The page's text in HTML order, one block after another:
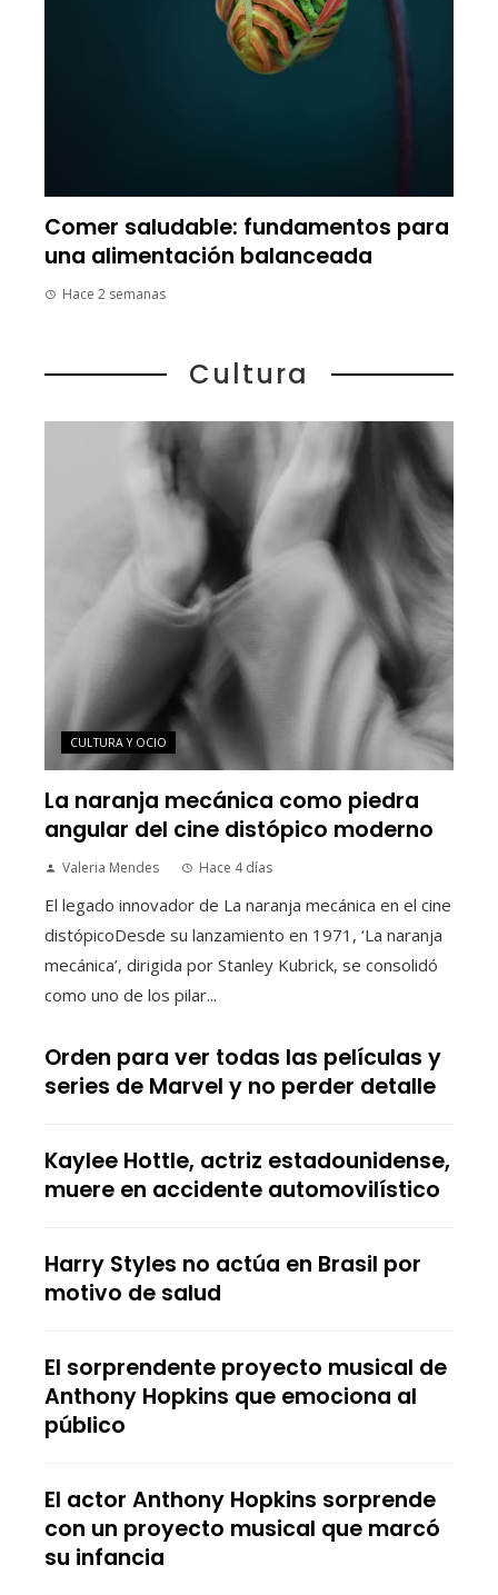
Comer saludable: fundamentos para
una alimentación balanceada
Hace 2 semanas
Cultura
CULTURA Y OCIO
La naranja mecánica como piedra
angular del cine distópico moderno
Valeria Mendes Hace 4 días
El legado innovador de La naranja mecánica en el cine
distópicoDesde su lanzamiento en 1971, ‘La naranja
mecánica’, dirigida por Stanley Kubrick, se consolidó
como uno de los pilar...
Orden para ver todas las películas y
series de Marvel y no perder detalle
Kaylee Hottle, actriz estadounidense,
muere en accidente automovilístico
Harry Styles no actúa en Brasil por
motivo de salud
El sorprendente proyecto musical de
Anthony Hopkins que emociona al
público
El actor Anthony Hopkins sorprende
con un proyecto musical que marcó
su infancia